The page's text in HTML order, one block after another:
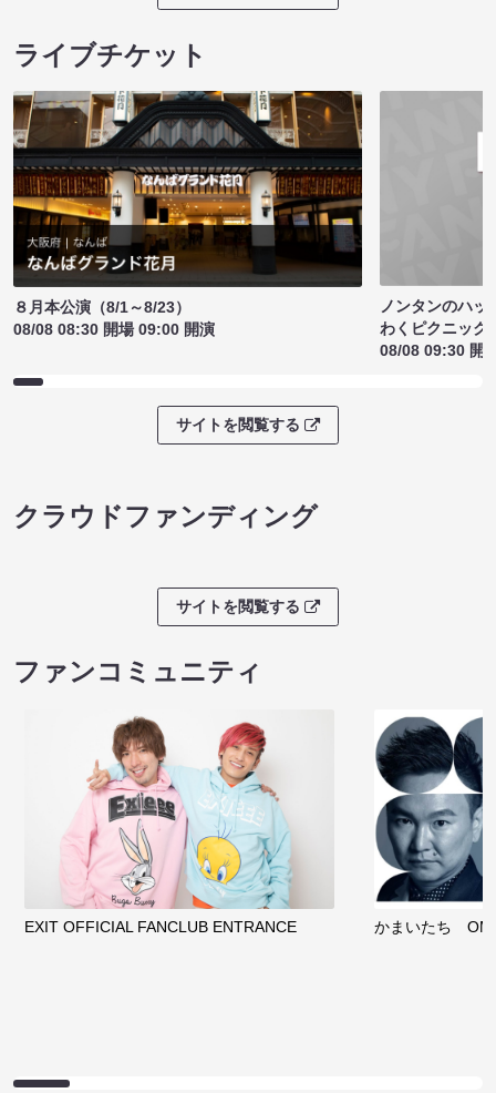
ライブチケット
８月本公演（8/1～8/23）
08/08 08:30 開場 09:00 開演
ノンタンのハッ
わくピクニック
08/08 09:30 開
サイトを閲覧する
クラウドファンディング
サイトを閲覧する
ファンコミュニティ
EXIT OFFICIAL FANCLUB ENTRANCE かまいたち